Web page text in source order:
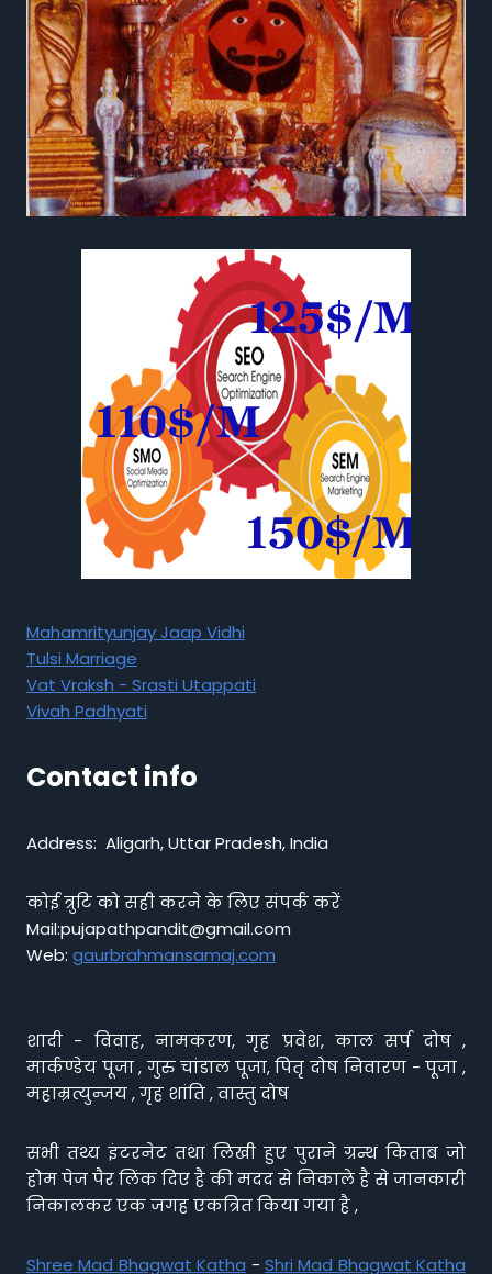
Mahamrityunjay Jaap Vidhi
Tulsi Marriage
Vat Vraksh - Srasti Utappati
Vivah Padhyati
Contact info
Address: Aligarh, Uttar Pradesh, India
कोई त्रुटि को सही करने के लिए संपर्क करें
Mail:pujapathpandit@gmail.com
Web: gaurbrahmansamaj.com
शादी - विवाह, नामकरण, गृह प्रवेश, काल सर्प दोष ,
मार्कण्डेय पूजा , गुरु चांडाल पूजा, पितृ दोष निवारण - पूजा ,
महाम्रत्युन्जय , गृह शांति , वास्तु दोष
सभी तथ्य इंटरनेट तथा लिखी हुए पुराने ग्रन्थ किताब जो
होम पेज पैर लिंक दिए है की मदद से निकाले है से जानकारी
निकालकर एक जगह एकत्रित किया गया है ,
Shree Mad Bhagwat Katha - Shri Mad Bhagwat Katha